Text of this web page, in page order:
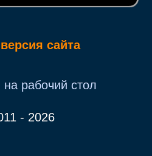
сайта
рабочий стол
- 2026